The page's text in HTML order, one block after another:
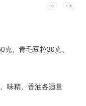
- 小 + 大
、青毛豆粒30克、
精、香油各适量